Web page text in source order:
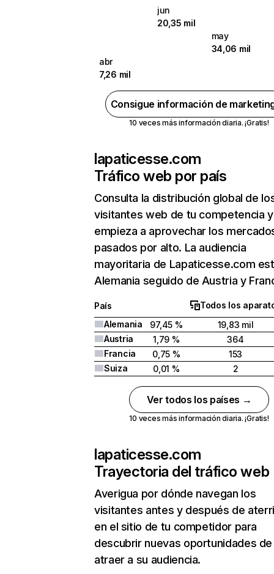
jun
20,35 mil
may
34,06 mil
abr
7,26 mil
Consigue información de
10 veces más información diaria. ¡Gratis!
lapaticesse.com
Tráfico web por país
Consulta la distribución global de
visitantes web de tu competencia y
empieza a aprovechar los
pasados por alto. La audiencia
mayoritaria de Lapaticesse.com
Alemania seguido de Austria y
País
Todos los
Alemania
97,45 %
19,83 mil
Austria
1,79 %
364
Francia
0,75 %
153
Suiza
0,01 % 2
Ver todos los países →
10 veces más información diaria. ¡Gratis!
lapaticesse.com
Trayectoria del tráfico web
Averigua por dónde navegan los
visitantes antes y después de
en el sitio de tu competidor para
descubrir nuevas oportunidades de
atraer a su audiencia.